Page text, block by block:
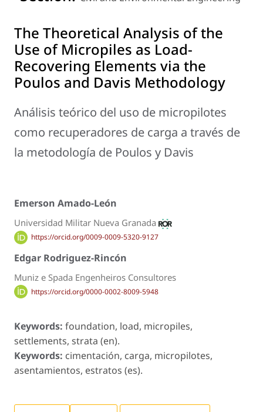
The Theoretical Analysis of the
Use of Micropiles as Load-
Recovering Elements via the
Poulos and Davis Methodology
Análisis teórico del uso de micropilotes
como recuperadores de carga a través de
la metodología de Poulos y Davis
Emerson Amado-León
Universidad Militar Nueva Granada
https://orcid.org/0009-0009-5320-9127
Edgar Rodriguez-Rincón
Muniz e Spada Engenheiros Consultores
https://orcid.org/0000-0002-8009-5948
Keywords: foundation, load, micropiles,
settlements, strata (en).
Keywords: cimentación, carga, micropilotes,
asentamientos, estratos (es).